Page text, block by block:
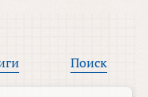
Поиск